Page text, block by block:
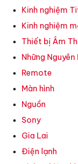
Kinh nghiệm
Kinh nghiệm
Thiết bị Âm
Những
Remote
Màn hình
Nguồn
Sony
Gia Lai
Điện lạnh